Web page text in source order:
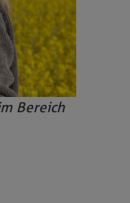
Bereich